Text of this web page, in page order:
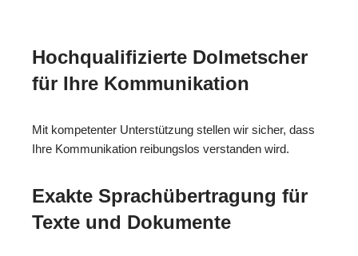
Hochqualifizierte Dolmetscher
für Ihre Kommunikation
Mit kompetenter Unterstützung stellen wir sicher, dass
Ihre Kommunikation reibungslos verstanden wird.
Exakte Sprachübertragung für
Texte und Dokumente